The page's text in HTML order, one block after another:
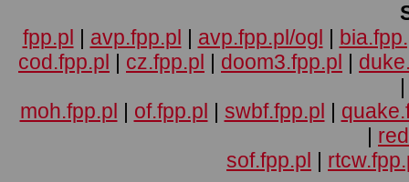
fpp.pl | avp.fpp.pl | avp.fpp.pl/ogl |
cod.fpp.pl | cz.fpp.pl | doom3.fpp.pl |
moh.fpp.pl | of.fpp.pl | swbf.fpp.pl |
|
sof.fpp.pl |